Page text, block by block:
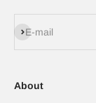
E-mail
Iscriviti alla
About